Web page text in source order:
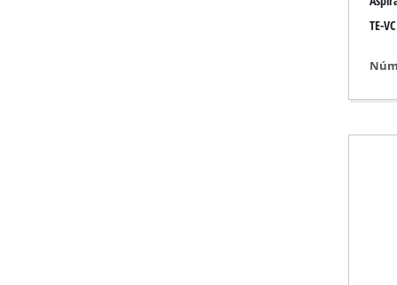
Tecnologia para
Pistolas de cola
Elevação /
Dispositivo de
TE-